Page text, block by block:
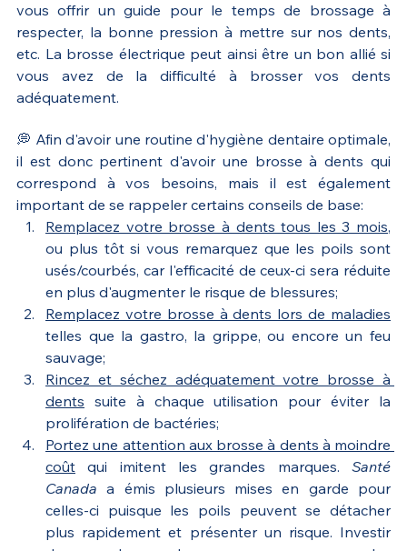
vous offrir un guide pour le temps de brossage à
respecter, la bonne pression à mettre sur nos dents,
etc. La brosse électrique peut ainsi être un bon allié si
vous avez de la difficulté à brosser vos dents
adéquatement.
💭 Afin d'avoir une routine d'hygiène dentaire optimale,
il est donc pertinent d'avoir une brosse à dents qui
correspond à vos besoins, mais il est également
important de se rappeler certains conseils de base:
Remplacez votre brosse à dents tous les 3 mois,
ou plus tôt si vous remarquez que les poils sont
usés/courbés, car l'efficacité de ceux-ci sera réduite
en plus d'augmenter le risque de blessures;
Remplacez votre brosse à dents lors de maladies
telles que la gastro, la grippe, ou encore un feu
sauvage;
Rincez et séchez adéquatement votre brosse à
dents suite à chaque utilisation pour éviter la
prolifération de bactéries;
Portez une attention aux brosse à dents à moindre
coût qui imitent les grandes marques. Santé
Canada a émis plusieurs mises en garde pour
celles-ci puisque les poils peuvent se détacher
plus rapidement et présenter un risque. Investir